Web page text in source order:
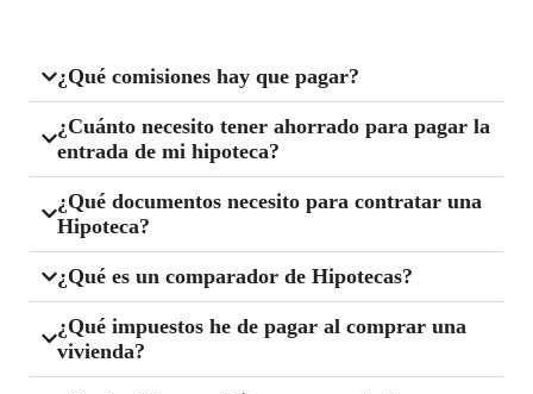
¿Qué comisiones hay que pagar?
¿Cuánto necesito tener ahorrado para pagar la
entrada de mi hipoteca?
¿Qué documentos necesito para contratar una
Hipoteca?
¿Qué es un comparador de Hipotecas?
¿Qué impuestos he de pagar al comprar una
vivienda?